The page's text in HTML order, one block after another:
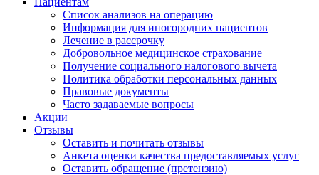
Список анализов на операцию
Информация для иногородних пациентов
Лечение в рассрочку
Добровольное медицинское страхование
Получение социального налогового вычета
Политика обработки персональных данных
Правовые документы
Часто задаваемые вопросы
Акции
Отзывы
Оставить и почитать отзывы
Анкета оценки качества предоставляемых услуг
Оставить обращение (претензию)